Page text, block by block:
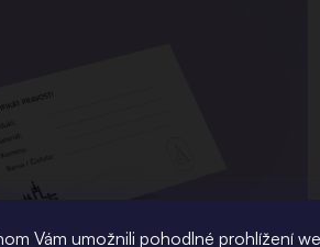
Vám umožnili pohodlné prohlížení